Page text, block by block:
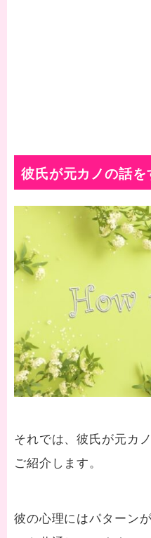
彼氏が元カノの話を
それでは、彼氏が元カ
ご紹介します。
彼の心理にはパターン